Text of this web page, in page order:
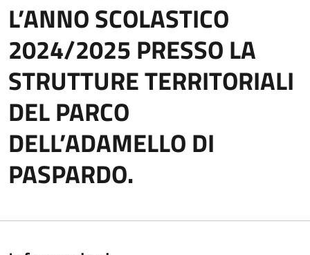
L’ANNO SCOLASTICO
2024/2025 PRESSO LA
STRUTTURE TERRITORIALI
DEL PARCO
DELL’ADAMELLO DI
PASPARDO.